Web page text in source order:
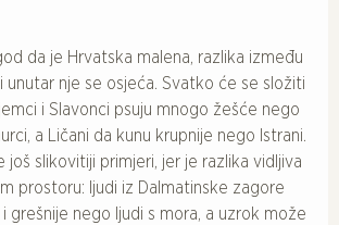
da je Hrvatska malena, razlika između
unutar nje se osjeća. Svatko će se složiti
i Slavonci psuju mnogo žešće nego
a Ličani da kunu krupnije nego Istrani.
još slikovitiji primjeri, jer je razlika vidljiva
prostoru: ljudi iz Dalmatinske zagore
i grešnije nego ljudi s mora, a uzrok može